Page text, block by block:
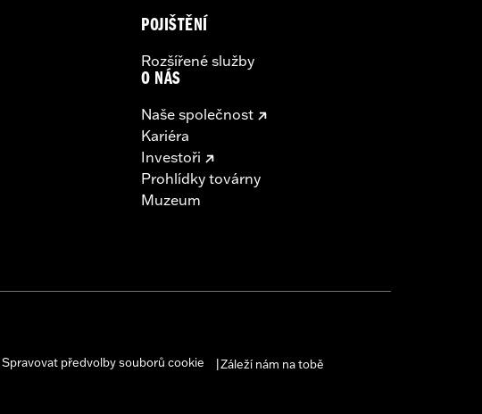
POJIŠTĚNÍ
Rozšířené služby
O NÁS
Naše společnost
Kariéra
Investoři
Prohlídky továrny
Muzeum
Spravovat předvolby souborů cookie Záleží nám na tobě